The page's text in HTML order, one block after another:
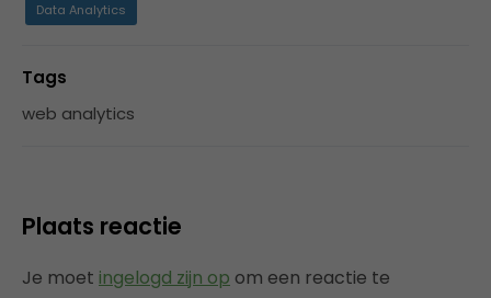
Data Analytics
Tags
web analytics
Plaats reactie
Je moet ingelogd zijn op om een reactie te